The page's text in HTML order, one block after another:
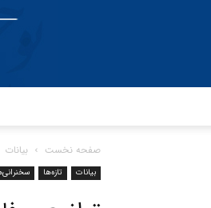
صفحه نخست بیانات
بیانات تازه‌ها